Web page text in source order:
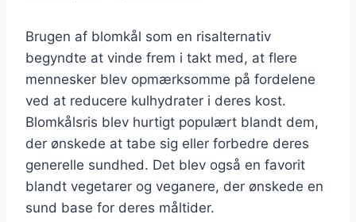
Brugen af blomkål som en risalternativ
begyndte at vinde frem i takt med, at flere
mennesker blev opmærksomme på fordelene
ved at reducere kulhydrater i deres kost.
Blomkålsris blev hurtigt populært blandt dem,
der ønskede at tabe sig eller forbedre deres
generelle sundhed. Det blev også en favorit
blandt vegetarer og veganere, der ønskede en
sund base for deres måltider.